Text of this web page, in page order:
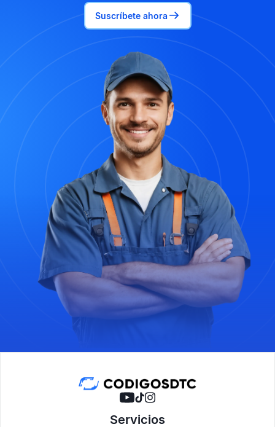
Suscríbete ahora
Servicios